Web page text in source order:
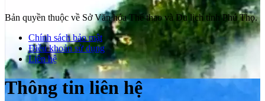
Bản quyền thuộc về Sở Văn hóa Thể thao và Du lịch tỉnh Phú Thọ.
Chính sách bảo mật
Điều khoản sử dụng
Liên hệ
Thông tin liên hệ